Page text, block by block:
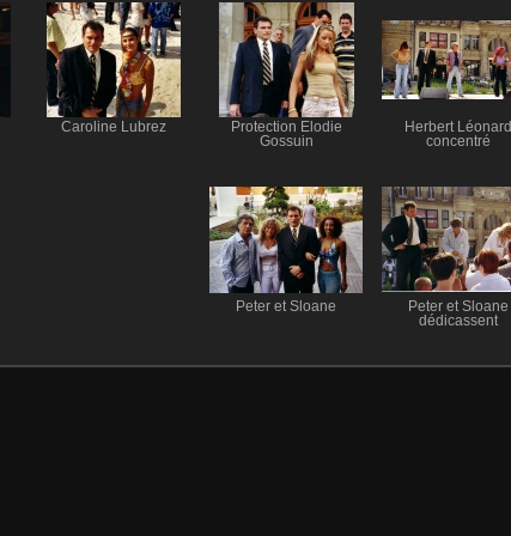
Caroline Lubrez
Protection Elodie
Gossuin
Herbert Léonard
concentré
Peter et Sloane
Peter et Sloane
dédicassent